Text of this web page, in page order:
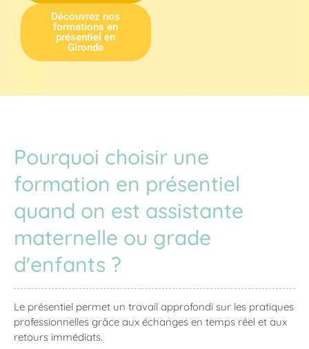
Découvrez nos
formations en
présentiel en
Gironde
Pourquoi choisir une
formation en présentiel
quand on est assistante
maternelle ou grade
d'enfants ?
Le présentiel permet un travail approfondi sur les pratiques
professionnelles grâce aux échanges en temps réel et aux
retours immédiats.